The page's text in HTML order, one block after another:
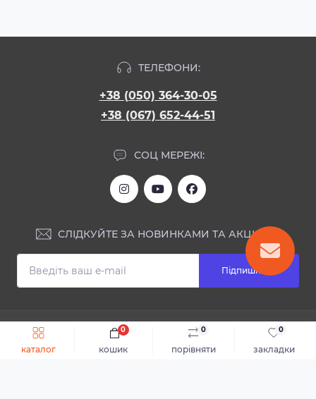
каталог порівняти
0
закладки
0
кошик
0
Швидке замовлення До кошика
ТЕЛЕФОНИ:
+38 (050) 364-30-05
+38 (067) 652-44-51
СОЦ МЕРЕЖІ:
СЛІДКУЙТЕ ЗА НОВИНКАМИ ТА АКЦІЯМИ:
Підпишіться
ІНФОРМАЦІЯ